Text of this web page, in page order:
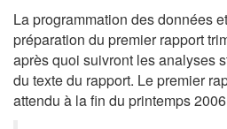
La programmation des données
préparation du premier rapport
après quoi suivront les analyses
du texte du rapport. Le premier
attendu à la fin du printemps